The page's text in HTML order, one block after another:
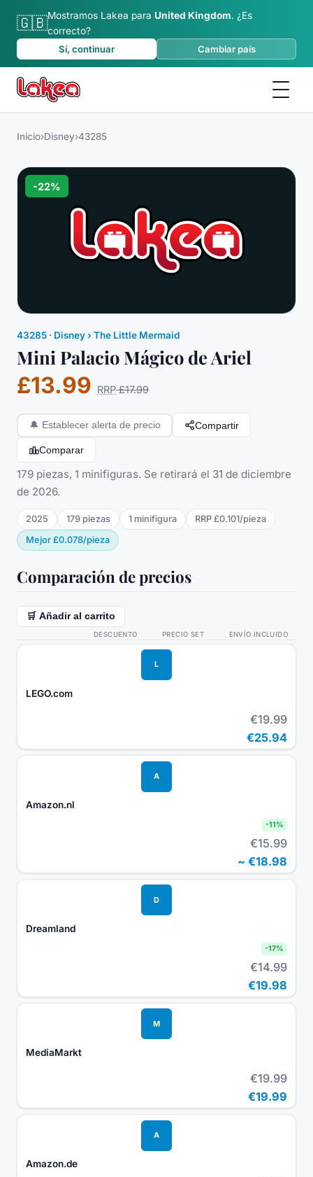
🇬🇧Mostramos Lakea para United Kingdom. ¿Es
correcto?
Sí, continuar
Cambiar país
Inicio›Disney›43285
-22%
43285 · Disney› The Little Mermaid
Mini Palacio Mágico de Ariel
£13.99 RRP £17.99
🔔 Establecer alerta de precio Compartir
Comparar
179 piezas, 1 minifiguras. Se retirará el 31 de diciembre
de 2026.
2025 179 piezas 1 minifigura RRP £0.101/pieza
Mejor £0.078/pieza
Comparación de precios
🛒 Añadir al carrito
DESCUENTO PRECIO SET ENVÍO INCLUIDO
L
LEGO.com
€19.99
€25.94
A
Amazon.nl
-11%
€15.99
~ €18.98
D
Dreamland
-17%
€14.99
€19.98
M
MediaMarkt
€19.99
€19.99
A
Amazon.de